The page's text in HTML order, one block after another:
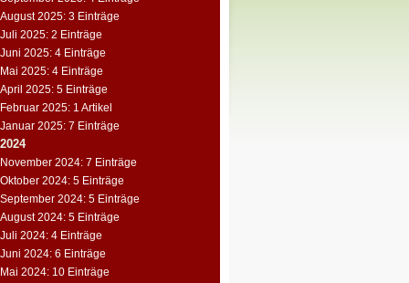
August 2025: 3 Einträge
Juli 2025: 2 Einträge
Juni 2025: 4 Einträge
Mai 2025: 4 Einträge
April 2025: 5 Einträge
Februar 2025: 1 Artikel
Januar 2025: 7 Einträge
2024
November 2024: 7 Einträge
Oktober 2024: 5 Einträge
September 2024: 5 Einträge
August 2024: 5 Einträge
Juli 2024: 4 Einträge
Juni 2024: 6 Einträge
Mai 2024: 10 Einträge